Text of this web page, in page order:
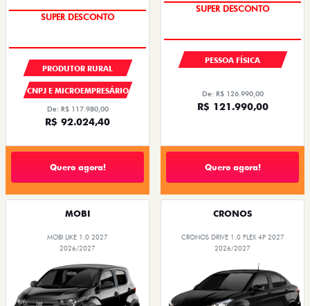
SUPER DESCONTO
PRODUTOR RURAL
CNPJ E MICROEMPRESÁRIO
De: R$ 117.980,00
R$ 92.024,40
Quero agora!
SUPER DESCONTO
PESSOA FÍSICA
De: R$ 126.990,00
R$ 121.990,00
Quero agora!
MOBI
MOBI LIKE 1.0 2027
2026/2027
CRONOS
CRONOS DRIVE 1.0 FLEX 4P 2027
2026/2027